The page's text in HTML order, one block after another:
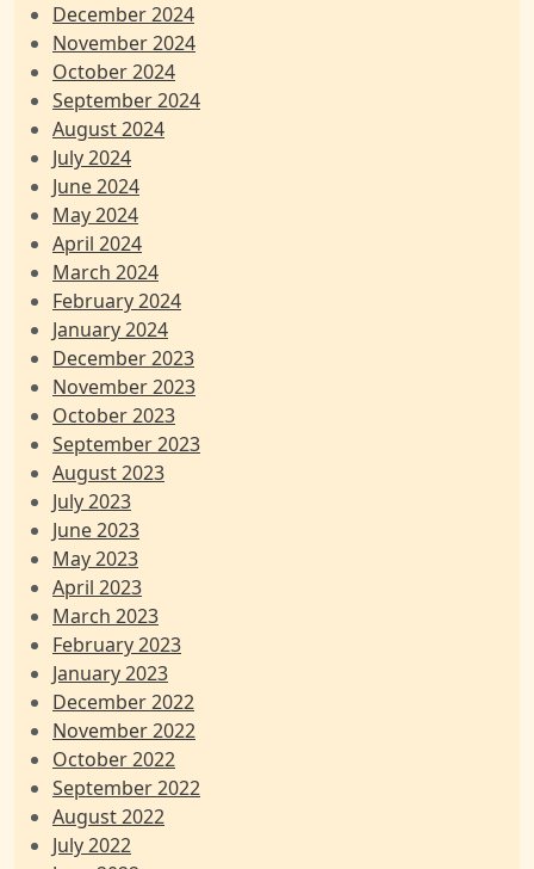
December 2024
November 2024
October 2024
September 2024
August 2024
July 2024
June 2024
May 2024
April 2024
March 2024
February 2024
January 2024
December 2023
November 2023
October 2023
September 2023
August 2023
July 2023
June 2023
May 2023
April 2023
March 2023
February 2023
January 2023
December 2022
November 2022
October 2022
September 2022
August 2022
July 2022